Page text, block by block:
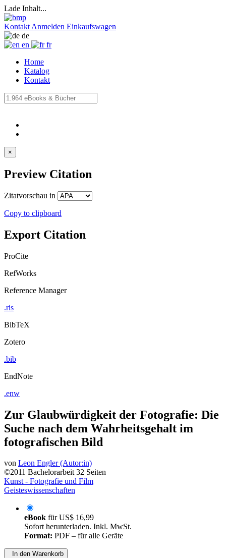
Lade Inhalt...
Kontakt Anmelden Einkaufswagen
de
en
fr
Home
Katalog
Kontakt
Export Citation
Zur Glaubwürdigkeit der Fotografie: Die
Suche nach dem Wahrheitsgehalt im
fotografischen Bild
vonLeon Engler (Autor:in)
©2011 Bachelorarbeit 32 Seiten
Kunst - Fotografie und Film
eBookfürUS$ 16,99
Sofort herunterladen. Inkl. MwSt.